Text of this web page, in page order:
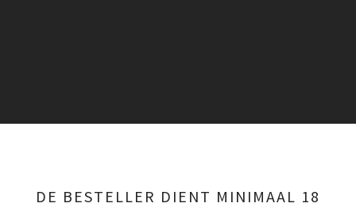
DE BESTELLER DIENT MINIMAAL 18